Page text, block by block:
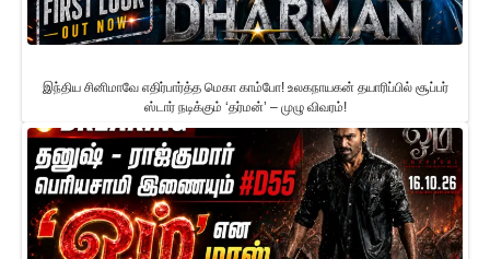
இந்திய சினிமாவே எதிர்பார்த்த மெகா காம்போ! உலகநாயகன் தயாரிப்பில் சூப்பர்
ஸ்டார் நடிக்கும் ‘தர்மன்’ – முழு விவரம்!